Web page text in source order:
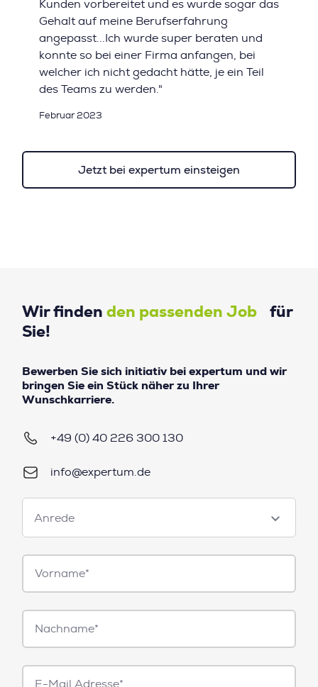
Kunden vorbereitet und es wurde sogar das
Gehalt auf meine Berufserfahrung
angepasst...Ich wurde super beraten und
konnte so bei einer Firma anfangen, bei
welcher ich nicht gedacht hätte, je ein Teil
des Teams zu werden."
Februar 2023
Jetzt bei expertum einsteigen
Wir finden den passenden Job für
Sie!
Bewerben Sie sich initiativ bei expertum und wir
bringen Sie ein Stück näher zu Ihrer
Wunschkarriere.
+49 (0) 40 226 300 130
info@expertum.de
Anrede
Anrede
Vorname*
Nachname*
E-